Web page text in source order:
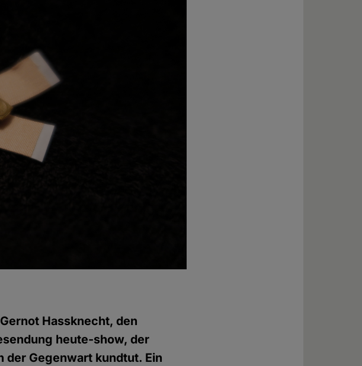
Hassknecht, den
heute-show, der
der Gegenwart kundtut. Ein